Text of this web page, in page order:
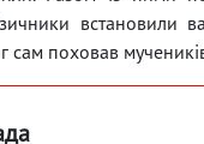
встановили
сам поховав